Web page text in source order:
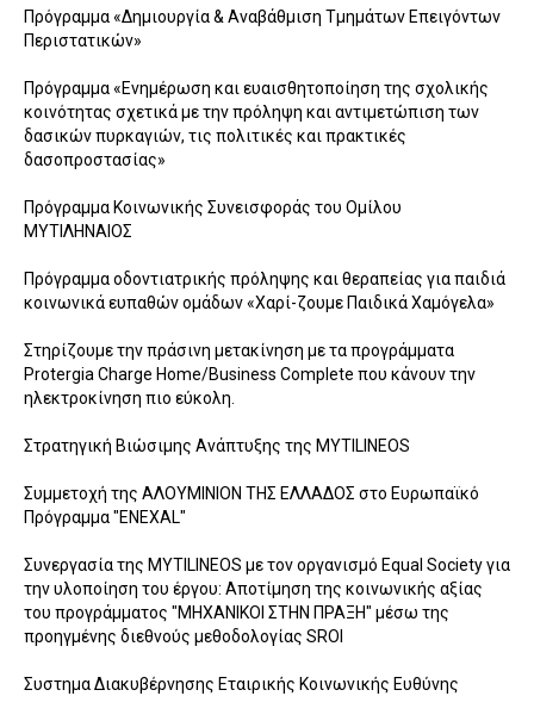
Πρόγραμμα «Δημιουργία & Αναβάθμιση Τμημάτων Επειγόντων
Περιστατικών»
Πρόγραμμα «Ενημέρωση και ευαισθητοποίηση της σχολικής
κοινότητας σχετικά με την πρόληψη και αντιμετώπιση των
δασικών πυρκαγιών, τις πολιτικές και πρακτικές
δασοπροστασίας»
Πρόγραμμα Κοινωνικής Συνεισφοράς του Ομίλου
ΜΥΤΙΛΗΝΑΙΟΣ
Πρόγραμμα οδοντιατρικής πρόληψης και θεραπείας για παιδιά
κοινωνικά ευπαθών ομάδων «Χαρί-ζουμε Παιδικά Χαμόγελα»
Στηρίζουμε την πράσινη μετακίνηση με τα προγράμματα
Protergia Charge Home/Business Complete που κάνουν την
ηλεκτροκίνηση πιο εύκολη.
Στρατηγική Βιώσιμης Ανάπτυξης της MYTILINEOS
Συμμετοχή της ΑΛΟΥΜΙΝΙΟΝ ΤΗΣ ΕΛΛΑΔΟΣ στο Ευρωπαϊκό
Πρόγραμμα "ENEXAL"
Συνεργασία της MYTILINEOS με τoν οργανισμό Equal Society για
την υλοποίηση του έργου: Αποτίμηση της κοινωνικής αξίας
του προγράμματος "ΜΗΧΑΝΙΚΟΙ ΣΤΗΝ ΠΡΑΞΗ" μέσω της
προηγμένης διεθνούς μεθοδολογίας SROI
Συστημα Διακυβέρνησης Εταιρικής Κοινωνικής Ευθύνης